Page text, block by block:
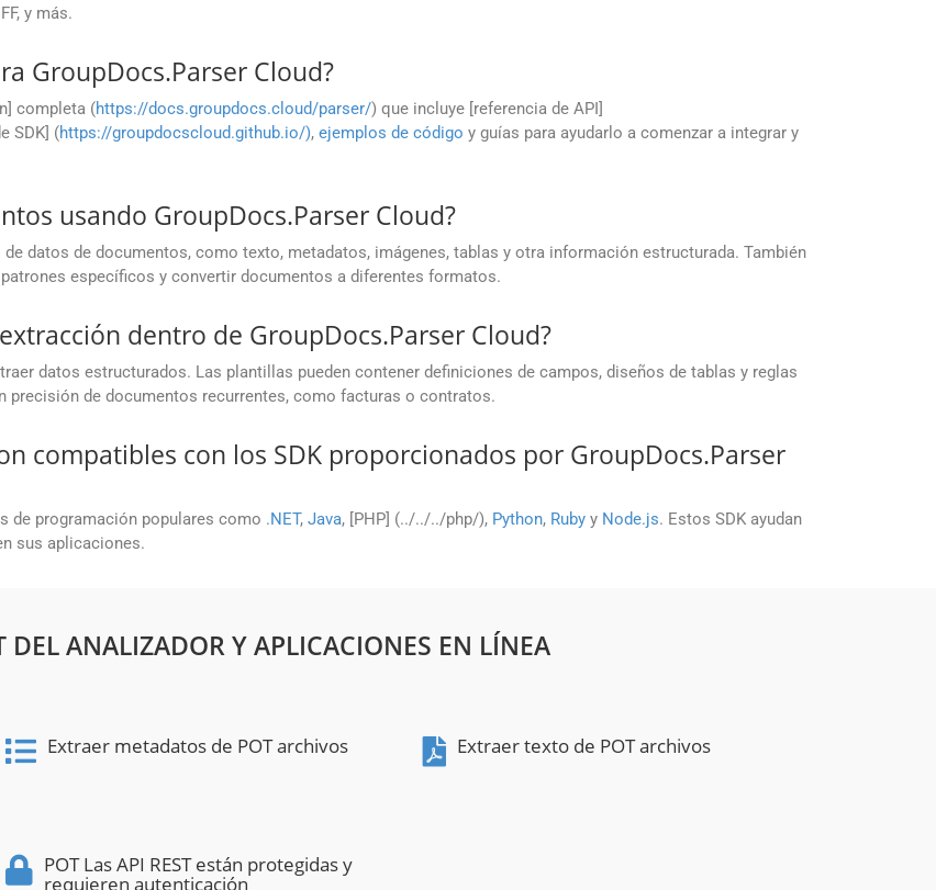
y más.
GroupDocs.Parser Cloud?
completa (https://docs.groupdocs.cloud/parser/) que incluye [referencia de API]
SDK] (https://groupdocscloud.github.io/), ejemplos de código y guías para ayudarlo a comenzar a integrar y
usando GroupDocs.Parser Cloud?
datos de documentos, como texto, metadatos, imágenes, tablas y otra información estructurada. También
específicos y convertir documentos a diferentes formatos.
dentro de GroupDocs.Parser Cloud?
datos estructurados. Las plantillas pueden contener definiciones de campos, diseños de tablas y reglas
precisión de documentos recurrentes, como facturas o contratos.
compatibles con los SDK proporcionados por GroupDocs.Parser
de programación populares como .NET, Java, [PHP] (../../../php/), Python, Ruby y Node.js. Estos SDK ayudan
sus aplicaciones.
DEL ANALIZADOR Y APLICACIONES EN LÍNEA
Extraer metadatos de POT archivos Extraer texto de POT archivos
POT Las API REST están protegidas y
requieren autenticación